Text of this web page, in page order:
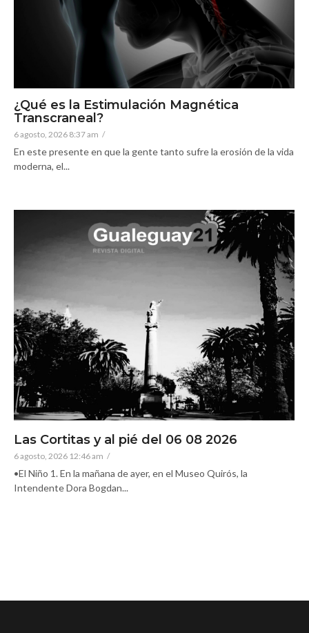
¿Qué es la Estimulación Magnética
Transcraneal?
6 agosto, 2026 8:37 am /
En este presente en que la gente tanto sufre la erosión de la vida
moderna, el...
Las Cortitas y al pié del 06 08 2026
6 agosto, 2026 12:46 am /
•El Niño 1. En la mañana de ayer, en el Museo Quirós, la
Intendente Dora Bogdan...